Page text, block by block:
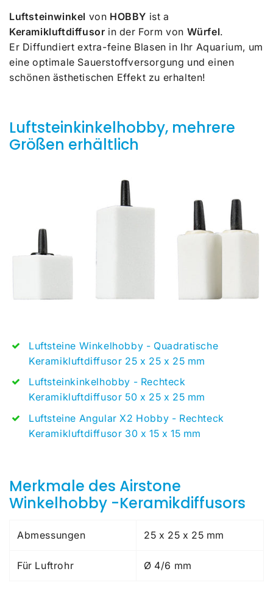
Luftsteinwinkel von HOBBY ist a
Keramikluftdiffusor in der Form von Würfel.
Er Diffundiert extra-feine Blasen in Ihr Aquarium, um
eine optimale Sauerstoffversorgung und einen
schönen ästhetischen Effekt zu erhalten!
Luftsteinkinkelhobby, mehrere
Größen erhältlich
Luftsteine ​​Winkelhobby - Quadratische
Keramikluftdiffusor 25 x 25 x 25 mm
Luftsteinkinkelhobby - Rechteck
Keramikluftdiffusor 50 x 25 x 25 mm
Luftsteine ​​Angular X2 Hobby - Rechteck
Keramikluftdiffusor 30 x 15 x 15 mm
Merkmale des Airstone
Winkelhobby -Keramikdiffusors
Abmessungen 25 x 25 x 25 mm
Für Luftrohr Ø 4/6 mm